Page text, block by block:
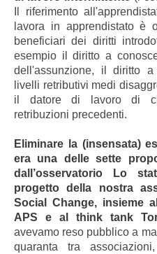
Il riferimento
lavora in apprendistato è
beneficiari dei diritti
esempio il diritto a
dell'assunzione, il diritto
livelli retributivi medi
il datore di lavoro di
retribuzioni precedenti.
Eliminare la (insensata)
era una delle sette
dall’osservatorio Lo
progetto della nostra
Social Change, insieme
APS e al think tank
avevamo reso pubblico a
quaranta tra